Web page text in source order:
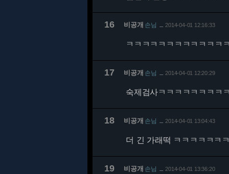
16 비공개 손님 2014-04-01 12:16:33
ㅋㅋㅋㅋㅋㅋㅋㅋㅋㅋㅋㅋ
17 비공개 손님 2014-04-01 12:20:29
숙제검사ㅋㅋㅋㅋㅋㅋㅋㅋ
18 비공개 손님 2014-04-01 13:04:43
더 긴 가래떡 ㅋㅋㅋㅋㅋㅋ
19 비공개 손님 2014-04-01 13:36:20